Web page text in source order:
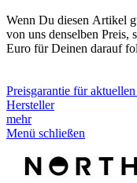
Wenn Du diesen Artikel
von uns denselben Preis,
Euro für Deinen darauf
Preisgarantie für
Hersteller
mehr
Menü schließen